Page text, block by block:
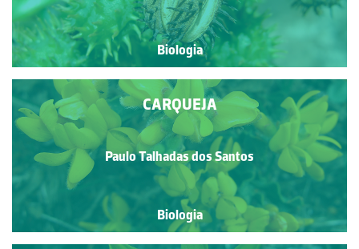
Biologia
CARQUEJA
Paulo Talhadas dos Santos
Biologia